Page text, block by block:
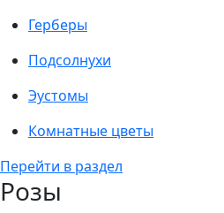
Герберы
Подсолнухи
Эустомы
Комнатные цветы
Перейти в раздел
Розы